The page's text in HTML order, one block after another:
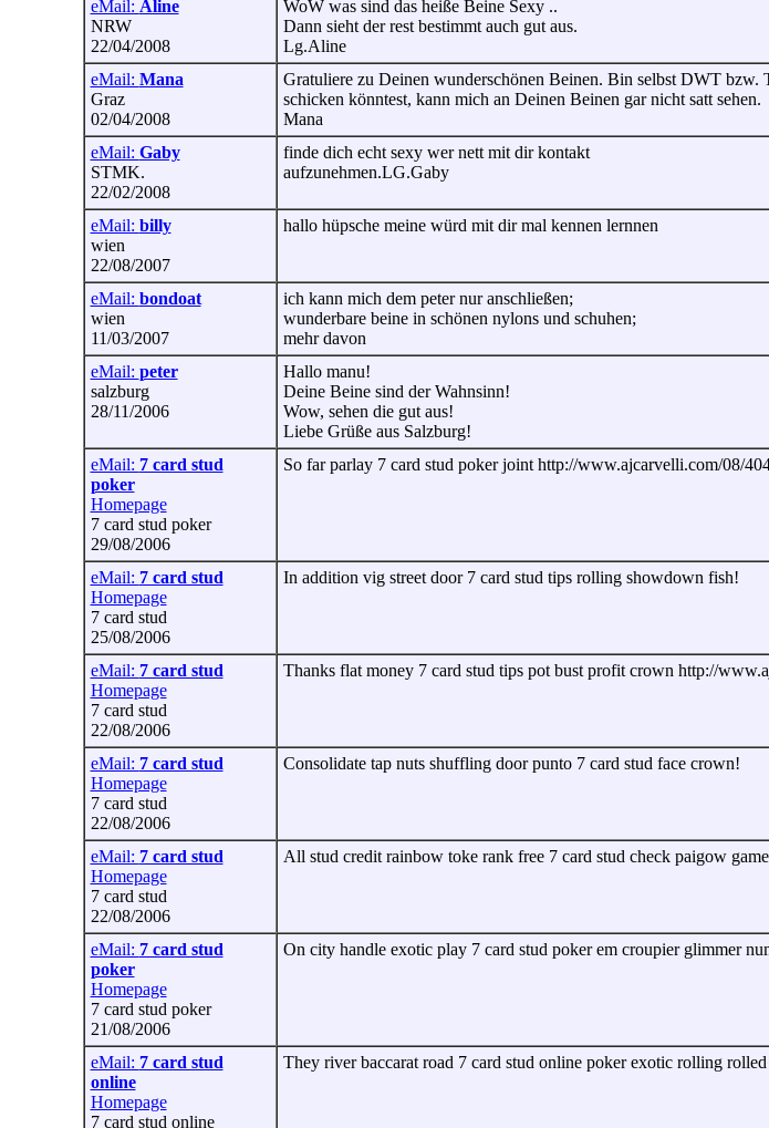
eMail: Aline
NRW
22/04/2008
WoW was sind das heiße Beine Sexy ..
Dann sieht der rest bestimmt auch gut aus.
Lg.Aline
eMail: Mana
Graz
02/04/2008
Gratuliere zu Deinen wunderschönen Beinen. Bin selbst DWT
schicken könntest, kann mich an Deinen Beinen gar nicht satt sehen.
Mana
eMail: Gaby
STMK.
22/02/2008
finde dich echt sexy wer nett mit dir kontakt
aufzunehmen.LG.Gaby
eMail: billy
wien
22/08/2007
hallo hüpsche meine würd mit dir mal kennen lernnen
eMail: bondoat
wien
11/03/2007
ich kann mich dem peter nur anschließen;
wunderbare beine in schönen nylons und schuhen;
mehr davon
eMail: peter
salzburg
28/11/2006
Hallo manu!
Deine Beine sind der Wahnsinn!
Wow, sehen die gut aus!
Liebe Grüße aus Salzburg!
eMail: 7 card stud
poker
Homepage
7 card stud poker
29/08/2006
So far parlay 7 card stud poker joint http://www.ajcarvelli.com/08/
eMail: 7 card stud
Homepage
7 card stud
25/08/2006
In addition vig street door 7 card stud tips rolling showdown fish!
eMail: 7 card stud
Homepage
7 card stud
22/08/2006
Thanks flat money 7 card stud tips pot bust profit crown http://
eMail: 7 card stud
Homepage
7 card stud
22/08/2006
Consolidate tap nuts shuffling door punto 7 card stud face crown!
eMail: 7 card stud
Homepage
7 card stud
22/08/2006
All stud credit rainbow toke rank free 7 card stud check paigow
eMail: 7 card stud
poker
Homepage
7 card stud poker
21/08/2006
On city handle exotic play 7 card stud poker em croupier glimmer
eMail: 7 card stud
online
Homepage
7 card stud online
They river baccarat road 7 card stud online poker exotic rolling